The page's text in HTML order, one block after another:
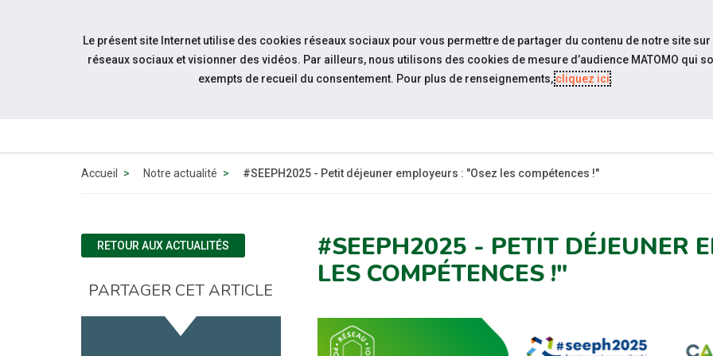
Aller au contenu
QUI SOMMES-
ESPACE
Accueil Notre actualité #SEEPH2025 - Petit déjeuner employeurs : "Osez les compétences !"
#SEEPH2025 - PETIT DÉJEUNER
LES COMPÉTENCES !"
RETOUR AUX ACTUALITÉS
PARTAGER CET ARTICLE
Le présent site Internet utilise des cookies réseaux sociaux pour vous permettre de partager du contenu de notre site sur
réseaux sociaux et visionner des vidéos. Par ailleurs, nous utilisons des cookies de mesure d’audience MATOMO qui
exempts de recueil du consentement. Pour plus de renseignements,cliquez ici.